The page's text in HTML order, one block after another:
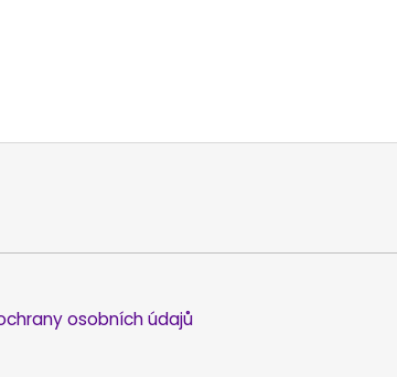
osobních údajů